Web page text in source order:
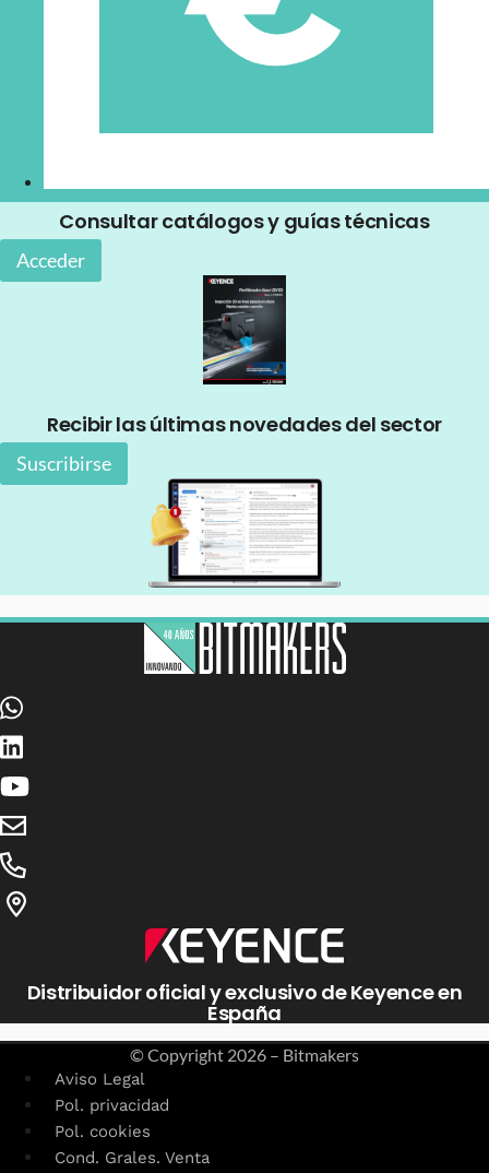
Consultar catálogos y guías técnicas
Acceder
Recibir las últimas novedades del sector
Suscribirse
Distribuidor oficial y exclusivo de Keyence en
España
© Copyright 2026 – Bitmakers
Aviso Legal
Pol. privacidad
Pol. cookies
Cond. Grales. Venta